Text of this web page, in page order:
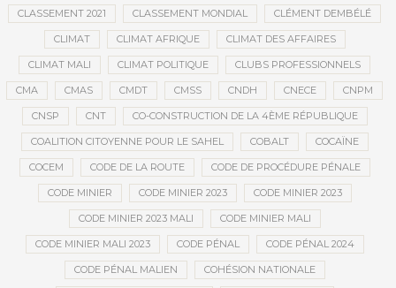
CLASSEMENT 2021 CLASSEMENT MONDIAL CLÉMENT DEMBÉLÉ
CLIMAT CLIMAT AFRIQUE CLIMAT DES AFFAIRES
CLIMAT MALI CLIMAT POLITIQUE CLUBS PROFESSIONNELS
CMA CMAS CMDT CMSS CNDH CNECE CNPM
CNSP CNT CO-CONSTRUCTION DE LA 4ÈME RÉPUBLIQUE
COALITION CITOYENNE POUR LE SAHEL COBALT COCAÏNE
COCEM CODE DE LA ROUTE CODE DE PROCÉDURE PÉNALE
CODE MINIER CODE MINIER 2023 CODE MINIER 2023
CODE MINIER 2023 MALI CODE MINIER MALI
CODE MINIER MALI 2023 CODE PÉNAL CODE PÉNAL 2024
CODE PÉNAL MALIEN COHÉSION NATIONALE